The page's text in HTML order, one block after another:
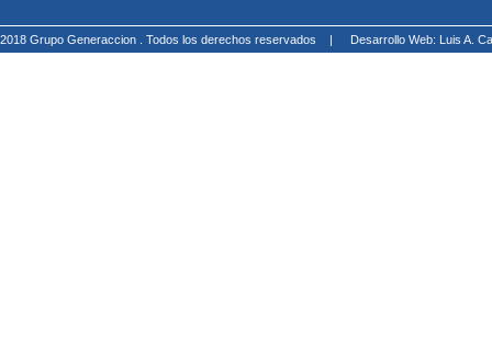
2018 Grupo Generaccion . Todos los derechos reservados | Desarrollo Web: Luis